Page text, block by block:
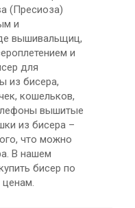
(Пресиоза)
и
вышивальщиц,
и
для
из бисера,
кошельков,
вышитые
из бисера –
что можно
В нашем
бисер по